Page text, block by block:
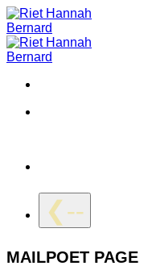
Zum
Inhalt
springen
❮--
MAILPOET PAGE